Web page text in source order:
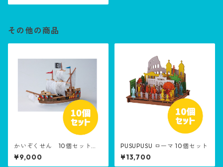
その他の商品
かいぞくせん 10個セット
［生産終了品］
¥9,000
PUSUPUSU ローマ 10個セット
¥13,700